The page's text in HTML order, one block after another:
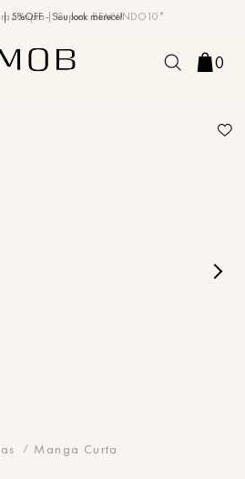
5%OFF - Seu look merece!
compra | Cupom: BEMVINDO10*
0
Manga Curta